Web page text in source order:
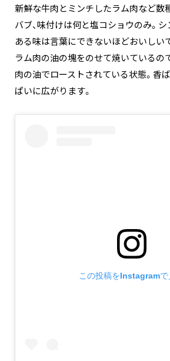
新鮮な牛肉とミンチしたラム肉など数
バブ、味付けは何と塩コショウのみ。
ある味は言葉にできないほどおいしい
ラム肉の油の塊をのせて焼いているの
肉の油でローストされている状態。香
ぱいに広がります。
この投稿をInstagramで